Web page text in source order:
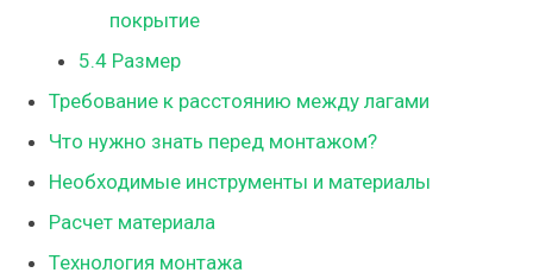
покрытие
5.4 Размер
Требование к расстоянию между лагами
Что нужно знать перед монтажом?
Необходимые инструменты и материалы
Расчет материала
Технология монтажа